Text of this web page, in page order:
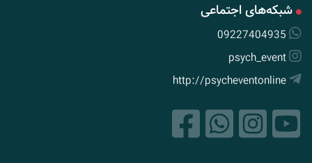
شبکه‌های اجتماعی
09227404935
psych_event
http://psycheventonline